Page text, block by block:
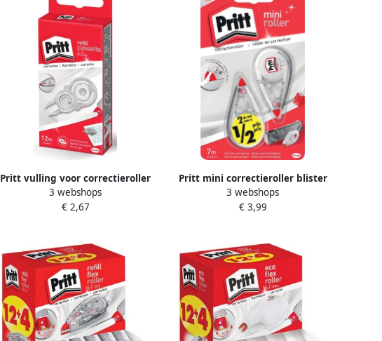
Pritt vulling voor correctieroller
Refill Flex 6 mm x 12 m in
ophangdoosje
3 webshops
€ 2,67
Pritt mini correctieroller blister
met 2 stuks waarvan 2de aan
halve prijs
3 webshops
€ 3,99